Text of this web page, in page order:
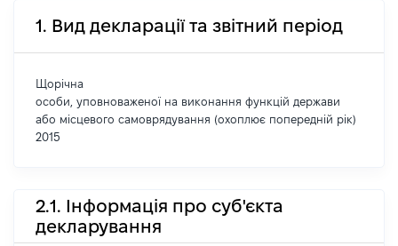
1. Вид декларації та звітний період
Щорічна
особи, уповноваженої на виконання функцій держави
або місцевого самоврядування (охоплює попередній рік)
2015
2.1. Інформація про суб'єкта
декларування